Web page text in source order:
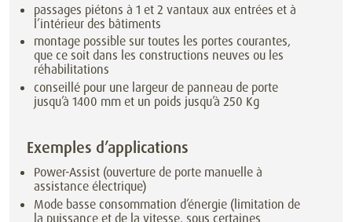
passages piétons à 1 et 2 vantaux aux entrées et à
l’intérieur des bâtiments
montage possible sur toutes les portes courantes,
que ce soit dans les constructions neuves ou les
réhabilitations
conseillé pour une largeur de panneau de porte
jusqu’à 1400 mm et un poids jusqu’à 250 Kg
Exemples d’applications
Power-Assist (ouverture de porte manuelle à
assistance électrique)
Mode basse consommation d’énergie (limitation de
la puissance et de la vitesse, sous certaines